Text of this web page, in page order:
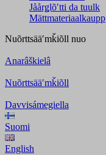
Jåårǥlõʹtti da tuulk
Mättmateriaalkaupp
Nuõrttsääʹmǩiõll nuo
Anarâškielâ
Nuõrttsääʹmǩiõll
Davvisámegiella
Suomi
English